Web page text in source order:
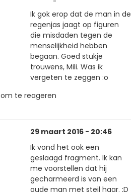
Ik gok erop dat de man in de
regenjas jaagt op figuren
die misdaden tegen de
menselijkheid hebben
begaan. Goed stukje
trouwens, Mili. Was ik
vergeten te zeggen :o
om te reageren
29 maart 2016 - 20:46
Ik vond het ook een
geslaagd fragment. Ik kan
me voorstellen dat hij
gecharmeerd is van een
oude man met steil haar. :D